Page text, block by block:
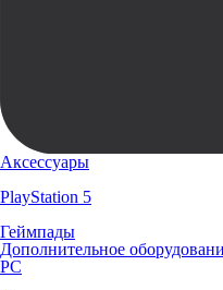
Аксессуары
PlayStation 5
Геймпады
Дополнительное
PC